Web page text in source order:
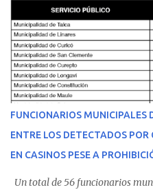
malestares físicos. Dada la
equipo médico determinó su
Regional de Talca y dado la
Talca con escolta de
estudiante de medicina de 25
del personal de emergencia
recibir atención especializada en
conoció la gravedad de su
Villarrica— se trasladaron a
evolución favorable. No obstante,
FUNCIONARIOS MUNICIPALES
ENTRE LOS DETECTADOS
EN CASINOS PESE A
Un total de 56 funcionarios